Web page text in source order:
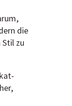
die
zu